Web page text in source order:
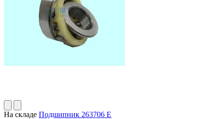
На складе Подшипник 263706 Е